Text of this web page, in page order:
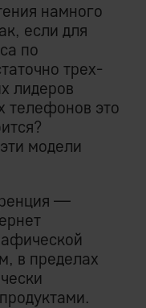
намного
если для
по
трех-
лидеров
телефонов это
модели
—
в пределах